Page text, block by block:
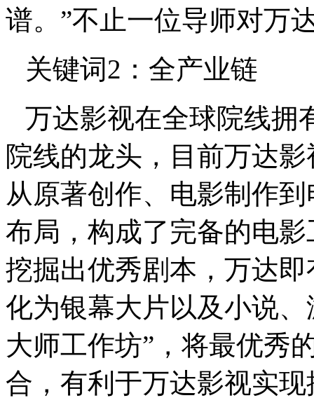
谱。 ”不止一位导师对万
关键词2：全产业链
万达影视在全球院线拥
院线的龙头，目前万达
从原著创作、电影制作
布局，构成了完备的电
挖掘出优秀剧本，万达
化为银幕大片以及小说
大师工作坊” ，将最优秀
合，有利于万达影视实